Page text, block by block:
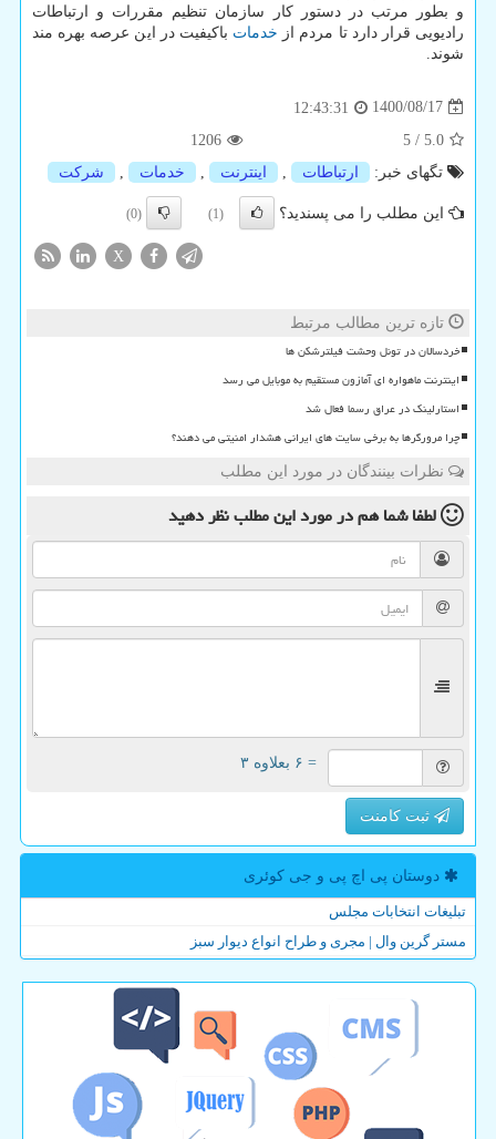
و بطور مرتب در دستور کار سازمان تنظیم مقررات و ارتباطات
رادیویی قرار دارد تا مردم از خدمات باکیفیت در این عرصه بهره مند
شوند.
1400/08/17
12:43:31
5.0
/
5
1206
تگهای خبر:
ارتباطات , اینترنت , خدمات , شركت
این مطلب را می پسندید؟ (1)
(0)
X
تازه ترین مطالب مرتبط
خردسالان در تونل وحشت فیلترشکن ها
اینترنت ماهواره ای آمازون مستقیم به موبایل می رسد
استارلینک در عراق رسما فعال شد
چرا مرورگرها به برخی سایت های ایرانی هشدار امنیتی می دهند؟
نظرات بینندگان در مورد این مطلب
لطفا شما همدر مورد این مطلبنظر دهید
= ۶ بعلاوه ۳
ثبت کامنت
دوستان پی اچ پی و جی كوئری
تبلیغات انتخابات مجلس
مستر گرین وال | مجری و طراح انواع دیوار سبز